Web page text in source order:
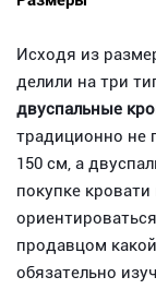
Исходя из
делили на три
двуспальные
традиционно не
150 см, а
покупке
продавцом
обязательно